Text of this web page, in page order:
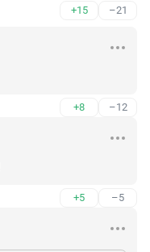
+15 –21
+8 –12
+5 –5